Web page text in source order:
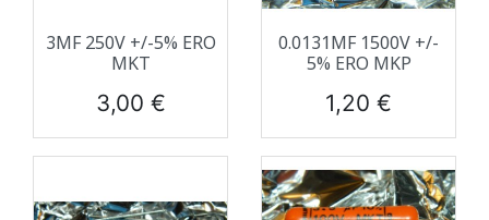
3ΜF 250V +/-5% ERO
MKT
Prix
3,00 €
0.0131ΜF 1500V +/-
5% ERO MKP
Prix
1,20 €